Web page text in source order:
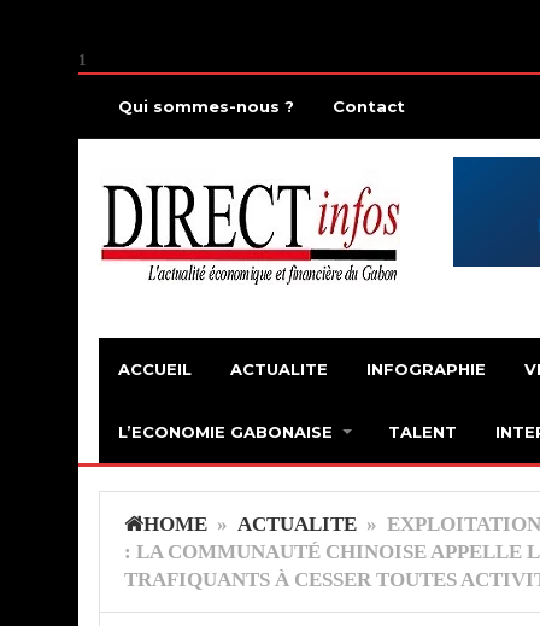
1
Qui sommes-nous ? Contact
ACCUEIL ACTUALITE INFOGRAPHIE
L’ECONOMIE GABONAISE TALENT
HOME » ACTUALITE »
: LA COMMUNAUTÉ CHINOISE APPELLE
TRAFIQUANTS À CESSER TOUTES